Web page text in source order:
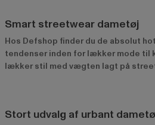
Smart streetwear dametøj
Hos Defshop finder du de absolut
tendenser inden for lækker mode til
lækker stil med vægten lagt på
Stort udvalg af urbant